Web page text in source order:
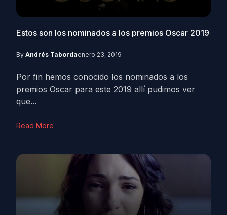
Estos son los nominados a los premios Oscar 2019
By Andrés Tabordaenero 23, 2019
Por fin hemos conocido los nominados a los
premios Oscar para este 2019 allí pudimos ver
que...
Read More